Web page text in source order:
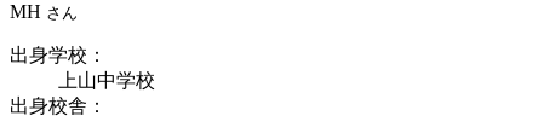
MH さん
出身学校 ：
上山中学校
出身校舎 ：